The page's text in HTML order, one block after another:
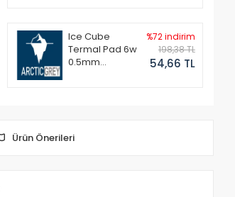
Ice Cube
Termal Pad 6w
0.5mm
%72 indirim
198,38 TL
54,66 TL
Ürün Önerileri